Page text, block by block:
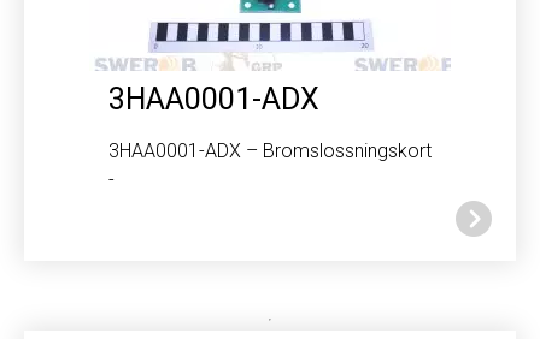
3HAA0001-ADX
3HAA0001-ADX – Bromslossningskort
-